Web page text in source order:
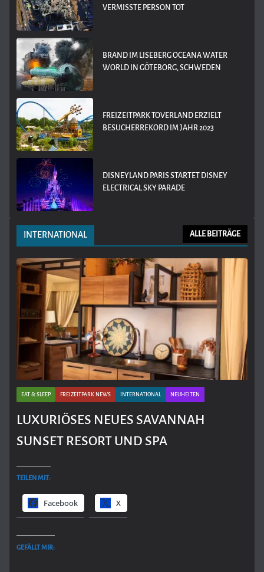
VERMISSTE PERSON TOT
BRAND IM LISEBERG OCEANA WATER
WORLD IN GÖTEBORG, SCHWEDEN
FREIZEITPARK TOVERLAND ERZIELT
BESUCHERREKORD IM JAHR 2023
DISNEYLAND PARIS STARTET DISNEY
ELECTRICAL SKY PARADE
INTERNATIONAL ALLE BEITRÄGE
EAT & SLEEP FREIZEITPARK NEWS INTERNATIONAL NEUHEITEN
LUXURIÖSES NEUES SAVANNAH
SUNSET RESORT UND SPA
TEILEN MIT:
Facebook X
GEFÄLLT MIR: